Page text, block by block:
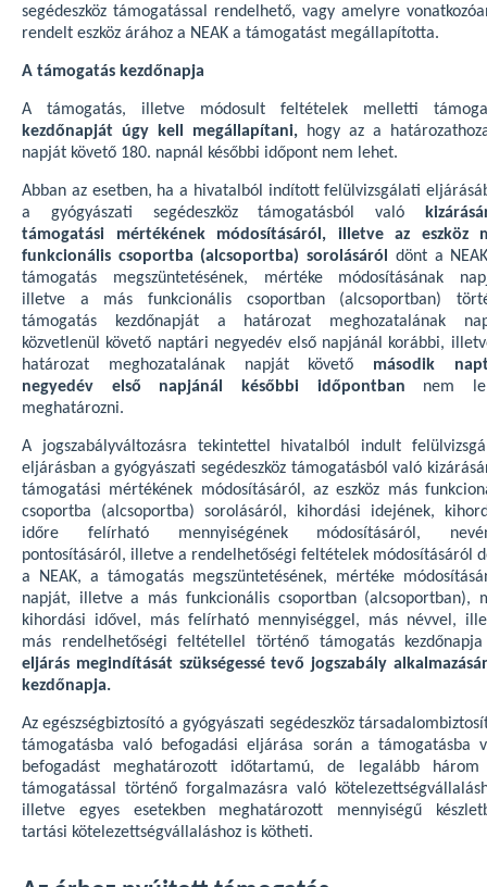
segédeszköz támogatással rendelhető, vagy amelyre
rendelt eszköz árához a NEAK a támogatást megállapította.
A támogatás kezdőnapja
A támogatás, illetve módosult feltételek melletti
kezdőnapját úgy kell megállapítani, hogy az a
napját követő 180. napnál későbbi időpont nem lehet.
Abban az esetben, ha a hivatalból indított felülvizsgálati
a gyógyászati segédeszköz támogatásból való
támogatási mértékének módosításáról, illetve az eszköz
funkcionális csoportba (alcsoportba) sorolásáról
dönt a
támogatás megszüntetésének, mértéke módosításának
illetve a más funkcionális csoportban (alcsoportban)
támogatás kezdőnapját a határozat meghozatalának
közvetlenül követő naptári negyedév első napjánál korábbi,
határozat meghozatalának napját követő második
negyedév első napjánál későbbi időpontban nem
meghatározni.
A jogszabályváltozásra tekintettel hivatalból indult
eljárásban a gyógyászati segédeszköz támogatásból való
támogatási mértékének módosításáról, az eszköz más
csoportba (alcsoportba) sorolásáról, kihordási idejének,
időre felírható mennyiségének módosításáról,
pontosításáról, illetve a rendelhetőségi feltételek módosításáról
a NEAK, a támogatás megszüntetésének, mértéke
napját, illetve a más funkcionális csoportban (alcsoportban),
kihordási idővel, más felírható mennyiséggel, más névvel,
más rendelhetőségi feltétellel történő támogatás
eljárás megindítását szükségessé tevő jogszabály
kezdőnapja.
Az egészségbiztosító a gyógyászati segédeszköz
támogatásba való befogadási eljárása során a támogatásba
befogadást meghatározott időtartamú, de legalább
támogatással történő forgalmazásra való
illetve egyes esetekben meghatározott mennyiségű
tartási kötelezettségvállaláshoz is kötheti.